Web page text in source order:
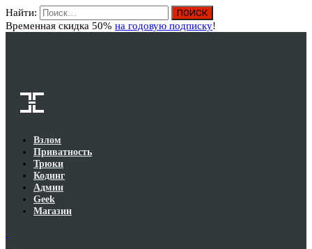
Найти:
Временная скидка 50% на годовую подписку!
Взлом
Приватность
Трюки
Кодинг
Админ
Geek
Магазин